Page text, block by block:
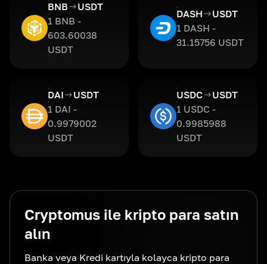
BNB
USDT
1 BNB -
603.60038
USDT
DASH
USDT
1 DASH -
31.15756 USDT
DAI
USDT
1 DAI -
0.9979002
USDT
USDC
USDT
1 USDC -
0.9985988
USDT
Cryptomus ile kripto para satın
alın
Banka veya Kredi kartıyla kolayca kripto para